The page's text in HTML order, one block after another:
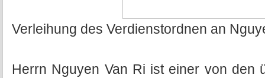
Verleihung des Verdienstordnen an
Herrn Nguyen Van Ri ist einer von den